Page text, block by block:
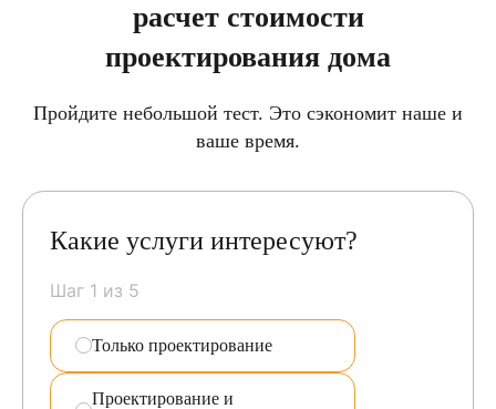
расчет стоимости
проектирования дома
Пройдите небольшой тест. Это сэкономит наше и
ваше время.
Какие услуги интересуют?
Шаг 1 из 5
Только проектирование
Проектирование и